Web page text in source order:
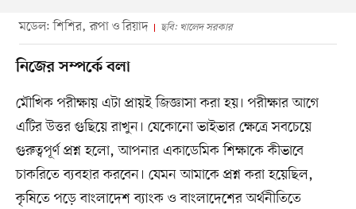
মডেল: শিশির, রূপা ও রিয়াদ ছবি: খালেদ সরকার
নিজের সম্পর্কে বলা
মৌখিক পরীক্ষায় এটা প্রায়ই জিজ্ঞাসা করা হয়। পরীক্ষার আগে
এটির উত্তর গুছিয়ে রাখুন। যেকোনো ভাইভার ক্ষেত্রে সবচেয়ে
গুরুত্বপূর্ণ প্রশ্ন হলো, আপনার একাডেমিক শিক্ষাকে কীভাবে
চাকরিতে ব্যবহার করবেন। যেমন আমাকে প্রশ্ন করা হয়েছিল,
কৃষিতে পড়ে বাংলাদেশ ব্যাংক ও বাংলাদেশের অর্থনীতিতে